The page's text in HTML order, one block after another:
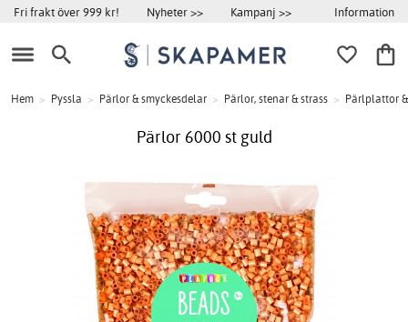
Fri frakt över 999 kr! Nyheter >> Kampanj >> Information
Hem > Pyssla > Pärlor & smyckesdelar > Pärlor, stenar & strass > Pärlplattor
Pärlor 6000 st guld